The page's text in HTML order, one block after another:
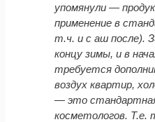
упомянули —
применение в
т.ч. и с аш после).
концу зимы, и в
требуется
воздух квартир,
— это
косметологов. Т.е.